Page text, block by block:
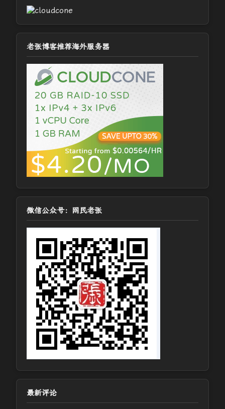
老张博客推荐海外服务器
微信公众号：网民老张
最新评论